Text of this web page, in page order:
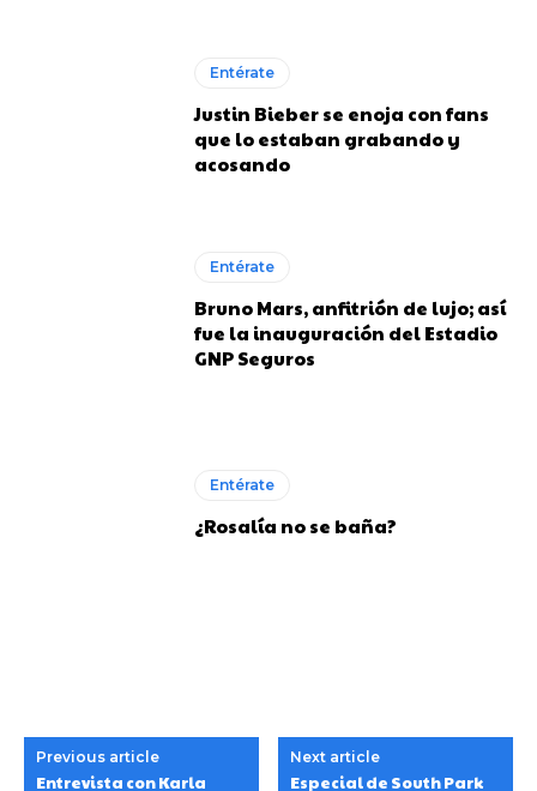
Entérate
Justin Bieber se enoja con fans
que lo estaban grabando y
acosando
Entérate
Bruno Mars, anfitrión de lujo; así
fue la inauguración del Estadio
GNP Seguros
Entérate
¿Rosalía no se baña?
Previous article
Entrevista con Karla
Next article
Especial de South Park